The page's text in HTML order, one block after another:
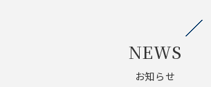
NEWS
お知らせ